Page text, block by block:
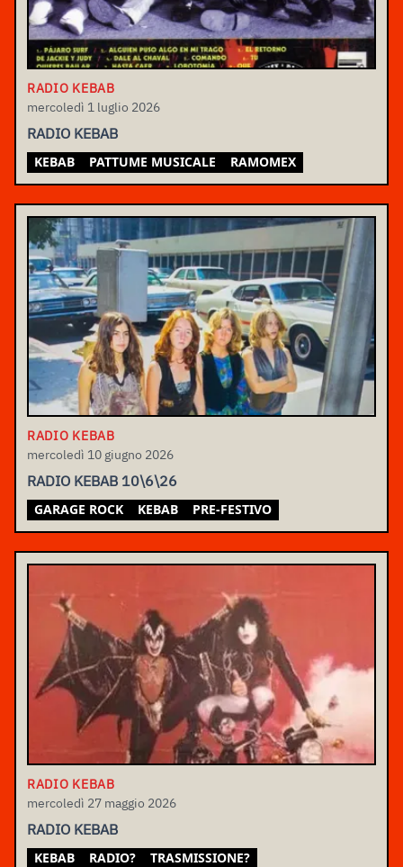
RADIO KEBAB
mercoledì 1 luglio 2026
RADIO KEBAB
KEBAB PATTUME MUSICALE RAMOMEX
RADIO KEBAB
mercoledì 10 giugno 2026
RADIO KEBAB 10\6\26
GARAGE ROCK KEBAB PRE-FESTIVO
RADIO KEBAB
mercoledì 27 maggio 2026
RADIO KEBAB
KEBAB RADIO? TRASMISSIONE?